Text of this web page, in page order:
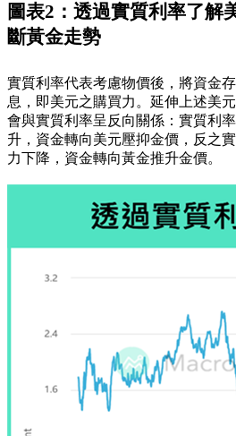
圖表2：透過實質利率了解
斷黃金走勢
實質利率代表考慮物價後，將資金
息，即美元之購買力。延伸上述美
會與實質利率呈反向關係：實質利
升，資金轉向美元壓抑金價，反之
力下降，資金轉向黃金推升金價。